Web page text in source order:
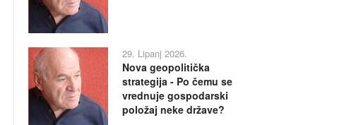
29. Lipanj 2026.
Nova geopolitička
strategija - Po čemu se
vrednuje gospodarski
položaj neke države?